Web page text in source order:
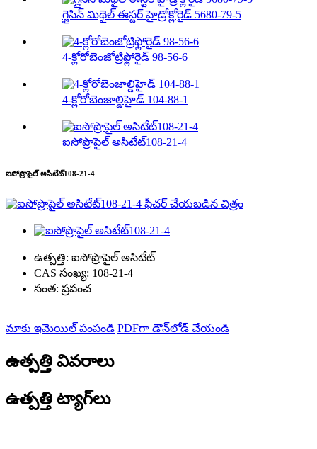
గ్లైసిన్ మిథైల్ ఈస్టర్ హైడ్రోక్లోరైడ్ 5680-79-5
4-క్లోరోబెంజోట్రిఫ్లోరైడ్ 98-56-6
4-క్లోరోబెంజాల్డిహైడ్ 104-88-1
ఐసోప్రొపైల్ అసిటేట్108-21-4
ఐసోప్రొపైల్ అసిటేట్108-21-4
ఉత్పత్తి: ఐసోప్రొపైల్ అసిటేట్
CAS సంఖ్య: 108-21-4
సంత: ప్రపంచ
మాకు ఇమెయిల్ పంపండి PDFగా డౌన్‌లోడ్ చేయండి
ఉత్పత్తి వివరాలు
ఉత్పత్తి ట్యాగ్‌లు